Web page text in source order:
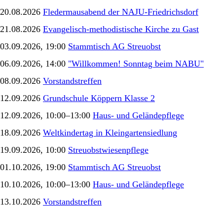
20.08.2026 Fledermausabend der NAJU-Friedrichsdorf
21.08.2026 Evangelisch-methodistische Kirche zu Gast
03.09.2026, 19:00 Stammtisch AG Streuobst
06.09.2026, 14:00 "Willkommen! Sonntag beim NABU"
08.09.2026 Vorstandstreffen
12.09.2026 Grundschule Köppern Klasse 2
12.09.2026, 10:00–13:00 Haus- und Geländepflege
18.09.2026 Weltkindertag in Kleingartensiedlung
19.09.2026, 10:00 Streuobstwiesenpflege
01.10.2026, 19:00 Stammtisch AG Streuobst
10.10.2026, 10:00–13:00 Haus- und Geländepflege
13.10.2026 Vorstandstreffen